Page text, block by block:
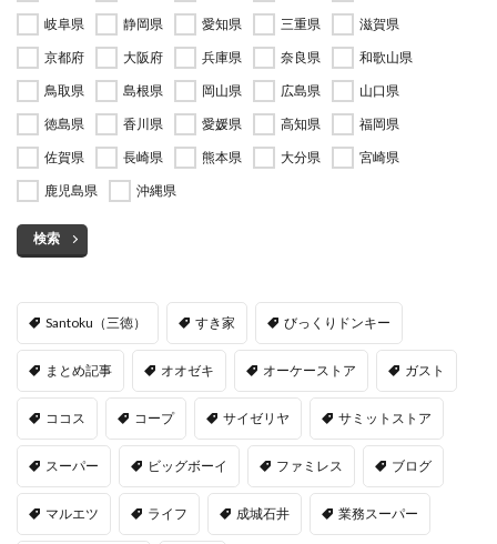
岐阜県
静岡県 愛知県 三重県
滋賀県
京都府
大阪府 兵庫県 奈良県
和歌山県
鳥取県
島根県 岡山県 広島県
山口県
徳島県
香川県 愛媛県 高知県
福岡県
佐賀県
長崎県 熊本県 大分県
宮崎県
鹿児島県
沖縄県
検索
Santoku（三徳） すき家 びっくりドンキー
まとめ記事 オオゼキ オーケーストア ガスト
ココス コープ サイゼリヤ サミットストア
スーパー ビッグボーイ ファミレス ブログ
マルエツ ライフ 成城石井 業務スーパー